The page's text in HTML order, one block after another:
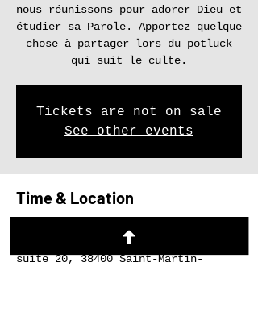
nous réunissons pour adorer Dieu et
étudier sa Parole. Apportez quelque
chose à partager lors du potluck
qui suit le culte.
Tickets are not on sale
See other events
Time & Location
22 mars 2026, 17:00 – 19:00
Le Refuge, 27 Rue du Tour de l'Eau
suite 20, 38400 Saint-Martin-